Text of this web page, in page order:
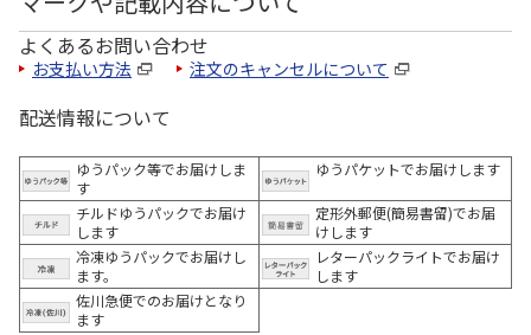
よくあるお問い合わせ
お支払い方法 注文のキャンセルについて
配送情報について
ゆうパック等でお届けしま
す
ゆうパケットでお届けします
チルドゆうパックでお届け
します
定形外郵便(簡易書留)でお届
けします
冷凍ゆうパックでお届けし
ます。
レターパックライトでお届け
します
佐川急便でのお届けとなり
ます